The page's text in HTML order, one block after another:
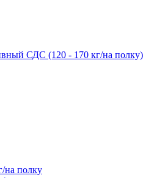
СДС (120 - 170 кг/на полку)
на полку